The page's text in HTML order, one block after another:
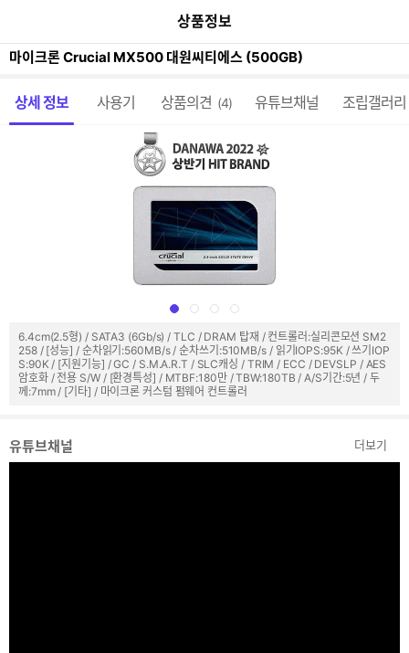
상품정보
이
지
기
마이크론 Crucial MX500 대원씨티에스 (500GB)
상세 정보 사용기 상품의견 (4) 유튜브채널 조립갤러리
6.4cm(2.5형) / SATA3 (6Gb/s) / TLC / DRAM 탑재 / 컨트롤러:실리콘모션 SM2
258 / [성능] / 순차읽기:560MB/s / 순차쓰기:510MB/s / 읽기IOPS:95K / 쓰기IOP
S:90K / [지원기능] / GC / S.M.A.R.T / SLC캐싱 / TRIM / ECC / DEVSLP / AES
암호화 / 전용 S/W / [환경특성] / MTBF:180만 / TBW:180TB / A/S기간:5년 / 두
께:7mm / [기타] / 마이크론 커스텀 펌웨어 컨트롤러
유튜브채널 더보기